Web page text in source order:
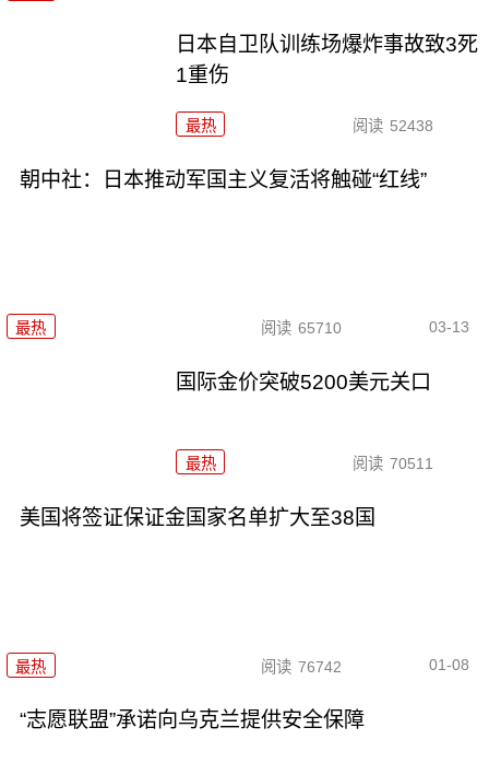
日本自卫队训练场爆炸事故致3死
1重伤
最热 阅读 52438
朝中社：日本推动军国主义复活将触碰“红线”
最热 阅读 65710 03-13
国际金价突破5200美元关口
最热 阅读 70511
美国将签证保证金国家名单扩大至38国
最热 阅读 76742 01-08
“志愿联盟”承诺向乌克兰提供安全保障